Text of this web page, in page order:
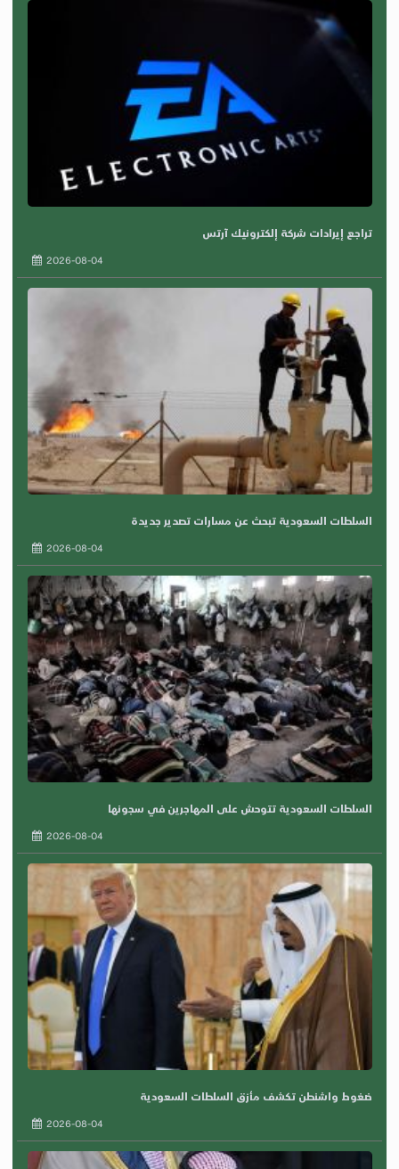
تراجع إيرادات شركة إلكترونيك آرتس
2026-08-04
السلطات السعودية تبحث عن مسارات تصدير جديدة
2026-08-04
السلطات السعودية تتوحش على المهاجرين في سجونها
2026-08-04
ضغوط واشنطن تكشف مأزق السلطات السعودية
2026-08-04